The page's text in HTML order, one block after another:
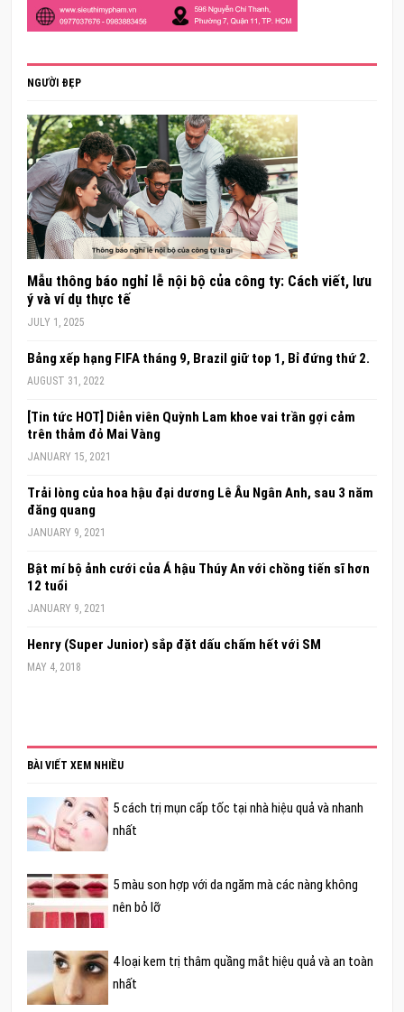
NGƯỜI ĐẸP
Mẫu thông báo nghỉ lễ nội bộ của công ty: Cách viết, lưu
ý và ví dụ thực tế
JULY 1, 2025
Bảng xếp hạng FIFA tháng 9, Brazil giữ top 1, Bỉ đứng thứ 2.
AUGUST 31, 2022
[Tin tức HOT] Diễn viên Quỳnh Lam khoe vai trần gợi cảm
trên thảm đỏ Mai Vàng
JANUARY 15, 2021
Trải lòng của hoa hậu đại dương Lê Âu Ngân Anh, sau 3 năm
đăng quang
JANUARY 9, 2021
Bật mí bộ ảnh cưới của Á hậu Thúy An với chồng tiến sĩ hơn
12 tuổi
JANUARY 9, 2021
Henry (Super Junior) sắp đặt dấu chấm hết với SM
MAY 4, 2018
BÀI VIẾT XEM NHIỀU
5 cách trị mụn cấp tốc tại nhà hiệu quả và nhanh
nhất
5 màu son hợp với da ngăm mà các nàng không
nên bỏ lỡ
4 loại kem trị thâm quầng mắt hiệu quả và an toàn
nhất